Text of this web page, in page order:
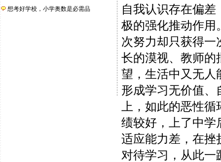
想考好学校，小学奥数是必需品
自我认识存在偏
极的强化推动作用
次努力却只获得一
长的漠视、教师的
望，生活中又无人
形成学习无价值、
上，如此的恶性
绩较好，上了中学
适应能力差，在挫
对待学习，从此一